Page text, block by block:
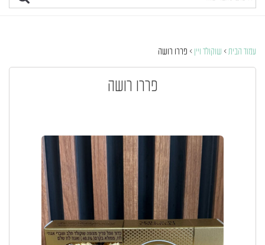
עמוד הבית > שוקולד ויין > פררו רושה
פררו רושה